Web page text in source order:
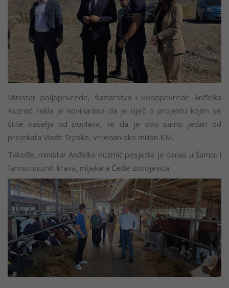
Ministar poljoprivrede, šumarstva i vodoprivrede Anđelka
Kuzmić rekla je novinarima da je riječ o projektu kojim se
štite naselja od poplava, te da je ovo samo jedan od
projekata Vlade Srpske, vrijedan oko milion KM.
Takođe, ministar Anđelka Kuzmić posjetila je danas u Šamcu i
farmu muznih krava, mljekara Čede Borojevića.